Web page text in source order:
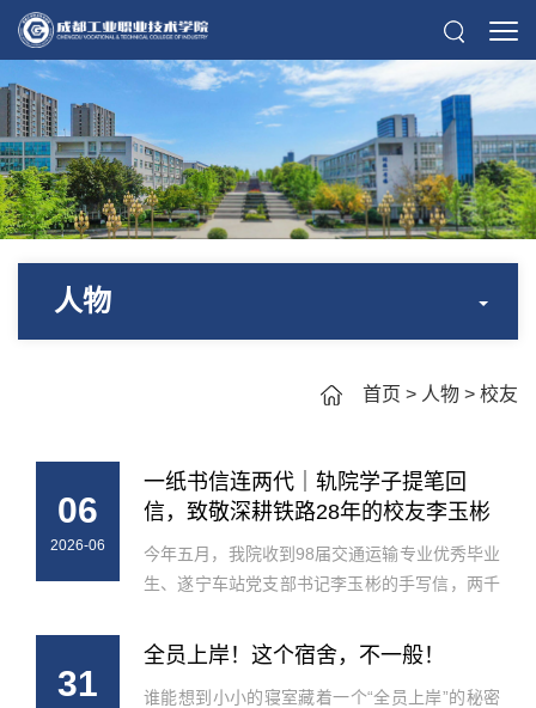
人物
首页 > 人物 > 校友
06
2026-06
一纸书信连两代｜轨院学子提笔回
信，致敬深耕铁路28年的校友李玉彬
今年五月，我院收到98届交通运输专业优秀毕业
生、遂宁车站党支部书记李玉彬的手写信，两千
扎根铁路一线二十八年的亲身感悟，以及对在校
31
全员上岸！这个宿舍，不一般！
谁能想到小小的寝室藏着一个“全员上岸”的秘密